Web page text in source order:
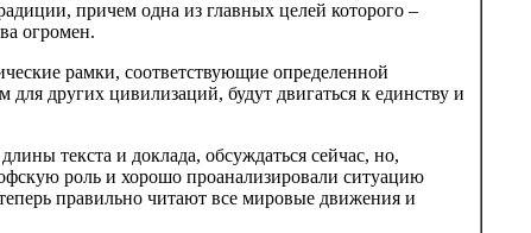
причем одна из главных целей которого –
огромен.
рамки, соответствующие определенной
других цивилизаций, будут двигаться к единству и
текста и доклада, обсуждаться сейчас, но,
роль и хорошо проанализировали ситуацию
правильно читают все мировые движения и